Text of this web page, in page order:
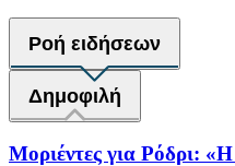
Ροή ειδήσεων
Δημοφιλή
Μοριέντες για Ρόδρι: «Η